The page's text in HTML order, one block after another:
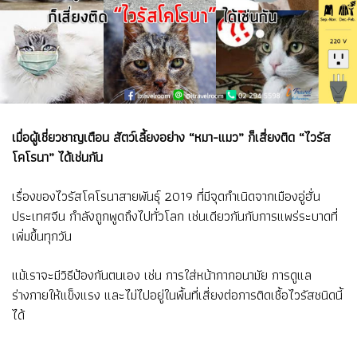
เมื่อผู้เชี่ยวชาญเตือน สัตว์เลี้ยงอย่าง “หมา-แมว” ก็เสี่ยงติด “ไวรัส
โคโรนา” ได้เช่นกัน
เรื่องของไวรัสโคโรนาสายพันธุ์ 2019 ที่มีจุดกำเนิดจากเมืองอู่ฮั่น
ประเทศจีน กำลังถูกพูดถึงไปทั่วโลก เช่นเดียวกันกับการแพร่ระบาดที่
เพิ่มขึ้นทุกวัน
แม้เราจะมีวิธีป้องกันตนเอง เช่น การใส่หน้ากากอนามัย การดูแล
ร่างกายให้แข็งแรง และไม่ไปอยู่ในพื้นที่เสี่ยงต่อการติดเชื้อไวรัสชนิดนี้
ได้